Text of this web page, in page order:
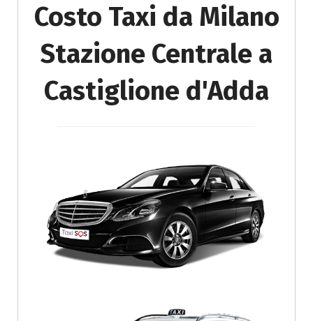
Costo Taxi da Milano
Stazione Centrale a
Castiglione d'Adda